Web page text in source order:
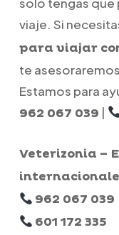
viaje. Si
para viajar
te
Estamos para
962 067 039 |
Veterizonia –
962 067 039
601 172 335